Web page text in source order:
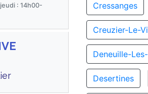
: 14h00-
Cressanges
Creuzier-Le-
Deneuille-
Desertines